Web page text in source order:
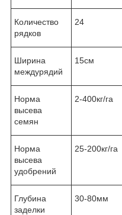
Количество
рядков
24
Ширина
междурядий
15см
Норма
высева
семян
2-400кг/га
Норма
высева
удобрений
25-200кг/га
Глубина
заделки
30-80мм